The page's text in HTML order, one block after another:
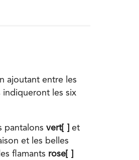
ajoutant entre les
les six
pantalons vert[ ]
et
et les belles
flamants rose[ ]